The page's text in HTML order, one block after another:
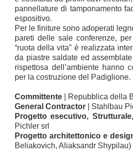
pannellature di tamponamento
espositivo.
Per le finiture sono adoperati
pareti delle sale conferenze,
“ruota della vita” è realizzata
da piastre saldate ed
rispettosa dell’ambiente hanno
per la costruzione del Padiglione.
Committente | Repubblica della
General Contractor | Stahlbau
Progetto esecutivo,
Pichler srl
Progetto architettonico e
Beliakovich, Aliaksandr Shypilau)